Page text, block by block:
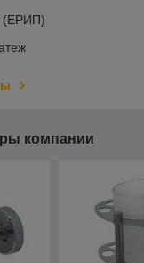
(ЕРИП)
компании